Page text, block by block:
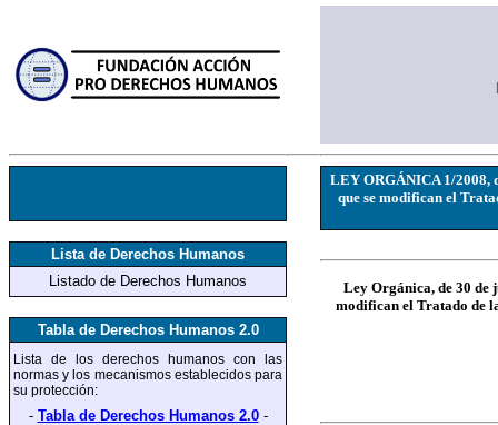
Lista de Derechos Humanos
Listado de Derechos Humanos
Tabla de Derechos Humanos 2.0
Lista de los derechos humanos con las
normas y los mecanismos establecidos para
su protección:
- Tabla de Derechos Humanos 2.0-
LEY ORGÁNICA 1/2008,
que se modifican el
Ley Orgánica, de 30
modifican el Tratado de